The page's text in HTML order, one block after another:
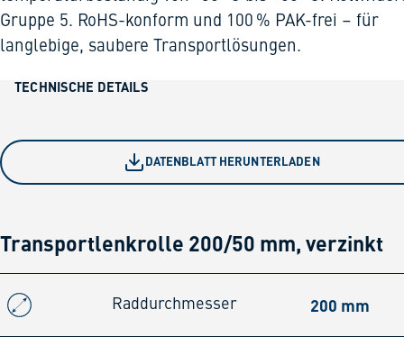
Gruppe 5. RoHS-konform und 100 % PAK-frei – für
langlebige, saubere Transportlösungen.
TECHNISCHE DETAILS
DATENBLATT HERUNTERLADEN
Transportlenkrolle 200/50 mm, verzinkt
Raddurchmesser 200 mm